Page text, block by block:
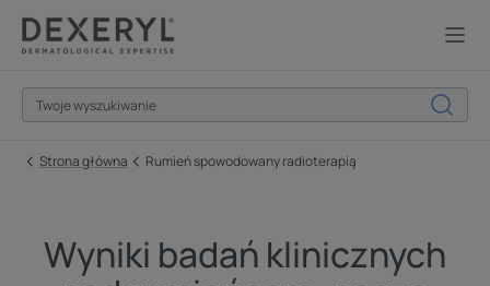
Strona główna Rumień spowodowany radioterapią
Wyniki badań klinicznych